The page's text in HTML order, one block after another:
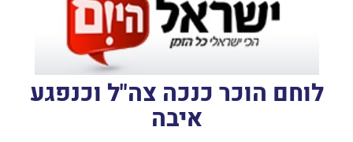
לוחם הוכר כנכה צה"ל וכנפגע
איבה